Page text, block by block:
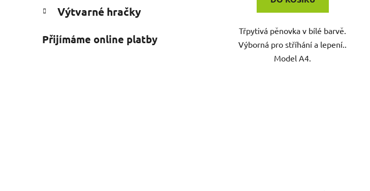
Výtvarné hračky
Přijímáme online platby
Třpytivá pěnovka v bílé barvě.
Výborná pro stříhání a lepení..
Model A4.